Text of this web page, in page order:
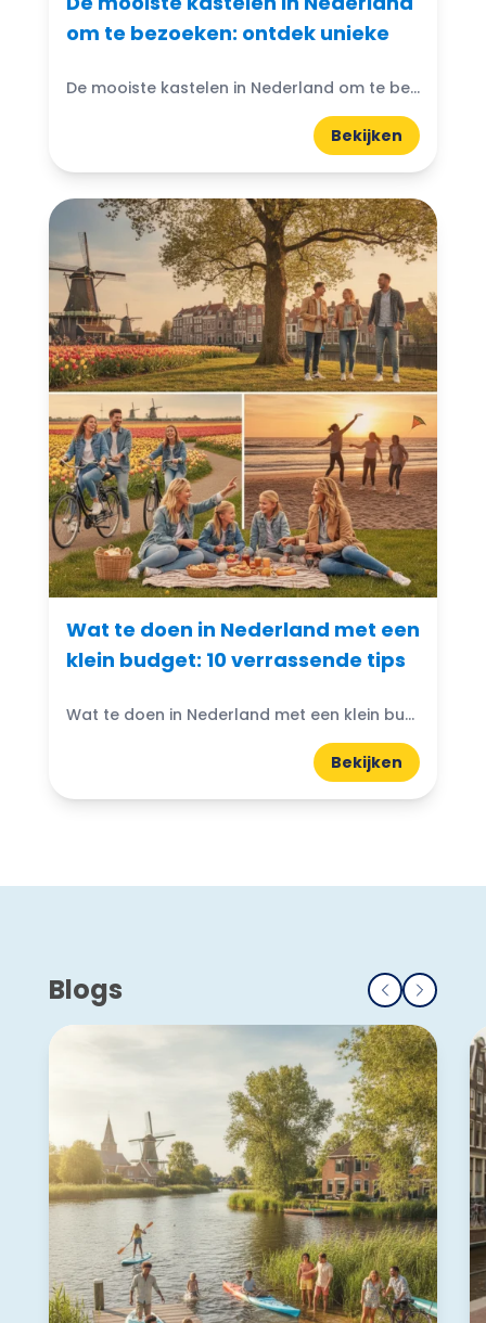
om te bezoeken: ontdek unieke
De mooiste kastelen in Nederland om te bezoeken: Denk je ooit aan de magische wereld van kastelen? Nederland heeft prachtige kastelen die wachten om ontdekt te worden. Van imposante torens...
Bekijken
Wat te doen in Nederland met een
klein budget: 10 verrassende tips
Wat te doen in Nederland met een klein budget? Gelukkig zijn er volop budgetvriendelijke uitjes te vinden! Of je nu houdt van de natuur, cultuur of avontuur, er is altijd...
Bekijken
Blogs